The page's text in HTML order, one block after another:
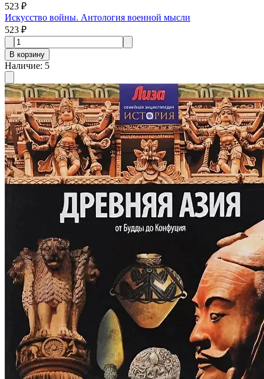
523 ₽
Искусство войны. Антология военной мысли
523 ₽
В корзину
Наличие: 5